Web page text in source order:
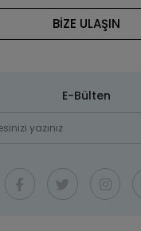
BİZE ULAŞIN
E-Bülten